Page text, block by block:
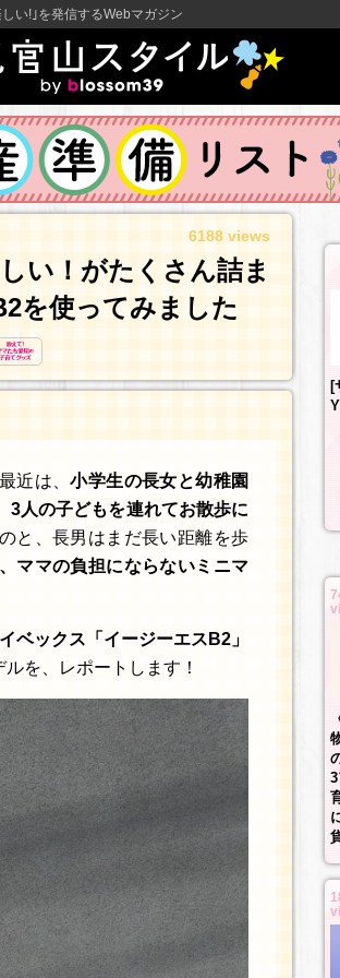
い!｣を発信するWebマガジン
6188 views
い！がたくさん詰ま
を使ってみました
近は、小学生の長女と幼稚園
3人の子どもを連れてお散歩に
と、長男はまだ長い距離を歩
ママの負担にならないミニマ
ベックス「イージーエスB2」
を、レポートします！
[